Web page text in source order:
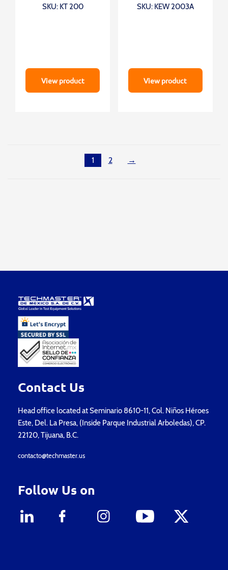
SKU: KT 200
View product
SKU: KEW 2003A
View product
1 2 →
Contact Us
Head office located at Seminario 8610-11, Col. Niños Héroes
Este, Del. La Presa, (Inside Parque Industrial Arboledas), CP.
22120, Tijuana, B.C.
contacto@techmaster.us
Follow Us on